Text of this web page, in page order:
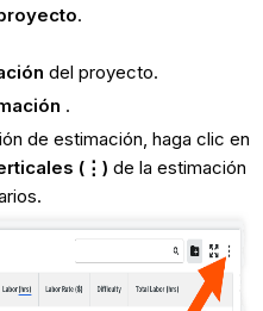
.
del proyecto.
.
de estimación, haga clic en
(⋮) de la estimación